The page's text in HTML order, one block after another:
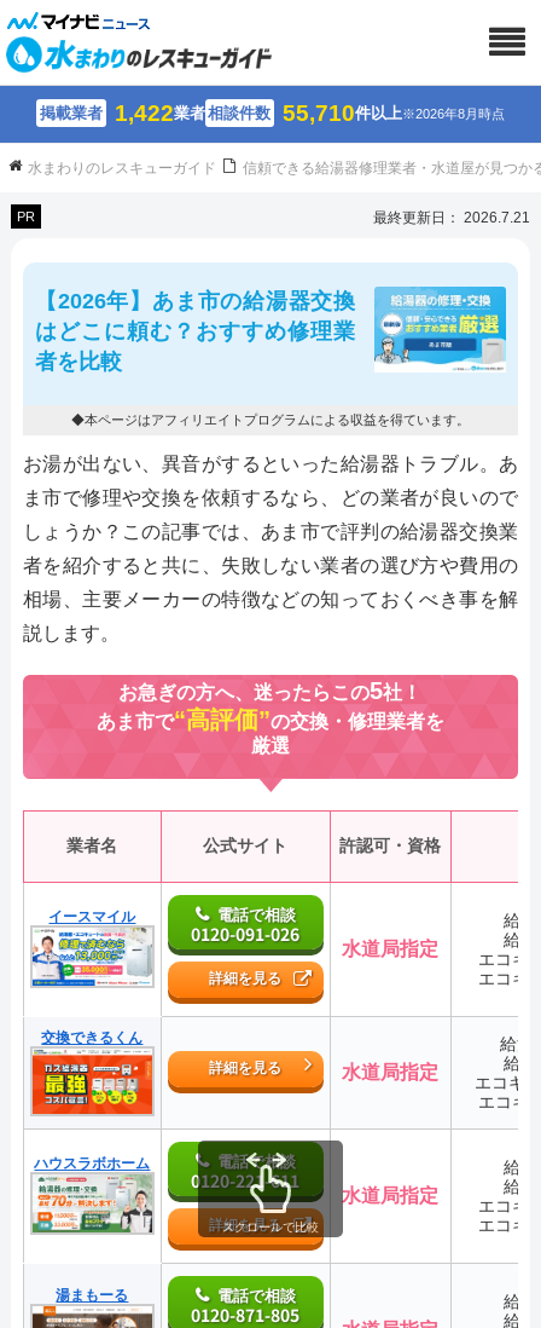
掲載業者 1,422業者相談件数 55,710件以上※2026年8月時点
水まわりのレスキューガイド 信頼できる給湯器修理業者・水道屋が見つか
PR 最終更新日： 2026.7.21
【2026年】あま市の給湯器交換
はどこに頼む？おすすめ修理業
者を比較
◆本ページはアフィリエイトプログラムによる収益を得ています。
お湯が出ない、異音がするといった給湯器トラブル。あ
ま市で修理や交換を依頼するなら、どの業者が良いので
しょうか？この記事では、あま市で評判の給湯器交換業
者を紹介すると共に、失敗しない業者の選び方や費用の
相場、主要メーカーの特徴などの知っておくべき事を解
説します。
お急ぎの方へ、迷ったらこの5社！
あま市で“高評価”の交換・修理業者を
厳選
業者名 公式サイト 許認可・資格
イースマイル 電話で相談
0120-091-026
詳細を見る
水道局指定
給
給
エコキ
エコキ
交換できるくん
詳細を見る
水道局指定
給湯
給
エコキ
エコキ
ハウスラボホーム 電話で相談
0120-221-611
詳細を見る
水道局指定
給
給
エコキ
エコキ
湯まもーる 電話で相談
0120-871-805
給
給
スクロールで比較